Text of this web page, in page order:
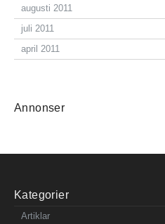
augusti 2011
juli 2011
april 2011
Annonser
Kategorier
Artiklar